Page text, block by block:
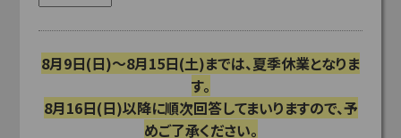
8月9日(日)～8月15日(土)までは、夏季休業となりま
す。
8月16日(日)以降に順次回答してまいりますので、予
めご了承ください。